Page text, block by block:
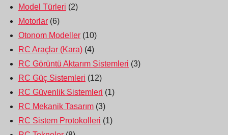
Model Türleri (2)
Motorlar (6)
Otonom Modeller (10)
RC Araçlar (Kara) (4)
RC Görüntü Aktarım Sistemleri (3)
RC Güç Sistemleri (12)
RC Güvenlik Sistemleri (1)
RC Mekanik Tasarım (3)
RC Sistem Protokolleri (1)